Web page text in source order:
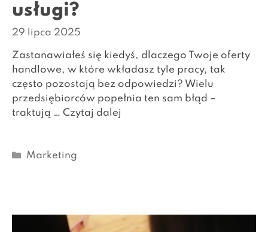
usługi?
29 lipca 2025
Zastanawiałeś się kiedyś, dlaczego Twoje oferty
handlowe, w które wkładasz tyle pracy, tak
często pozostają bez odpowiedzi? Wielu
przedsiębiorców popełnia ten sam błąd –
traktują … Czytaj dalej
Kategorie
Marketing